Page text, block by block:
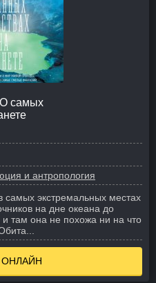
О самых
и антропология
самых экстремальных местах
на дне океана до
и там она не похожа ни на что
ОНЛАЙН